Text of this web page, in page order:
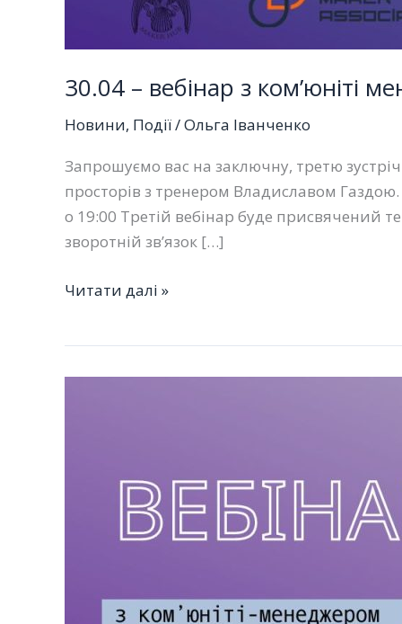
30.04 – вебінар з ком’юніті
Новини, Події/Ольга Іванченко
Запрошуємо вас на заключну, третю
просторів з тренером Владиславом Газдою.
о 19:00 Третій вебінар буде присвячений
зворотній зв’язок […]
30.04
розвитку
спільноти”
Читати далі »